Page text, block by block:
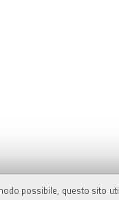
possibile, questo sito